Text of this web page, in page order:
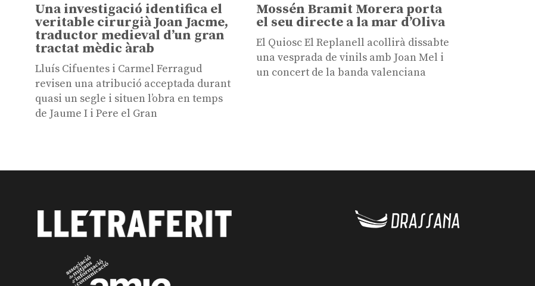
Una investigació identifica el
veritable cirurgià Joan Jacme,
traductor medieval d’un gran
tractat mèdic àrab
Lluís Cifuentes i Carmel Ferragud
revisen una atribució acceptada durant
quasi un segle i situen l’obra en temps
de Jaume I i Pere el Gran
Mossén Bramit Morera porta
el seu directe a la mar d’Oliva
El Quiosc El Replanell acollirà dissabte
una vesprada de vinils amb Joan Mel i
un concert de la banda valenciana